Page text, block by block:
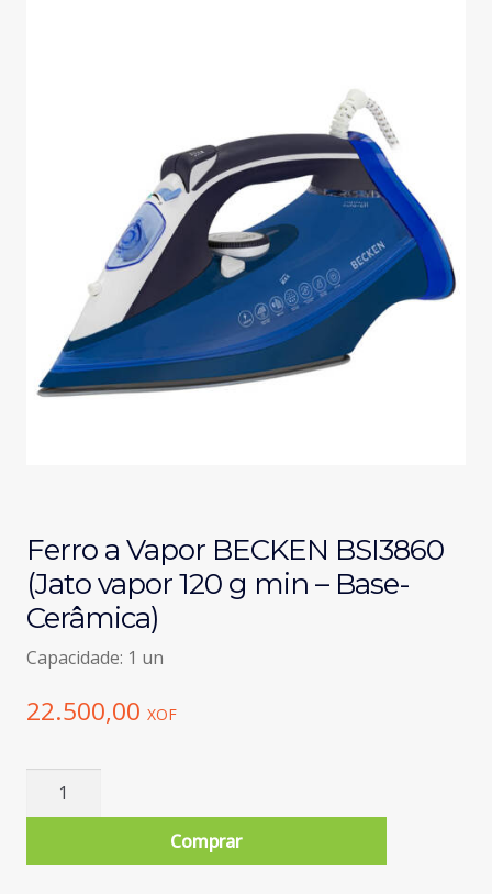
Ferro a Vapor BECKEN BSI3860
(Jato vapor 120 g min – Base-
Cerâmica)
Capacidade: 1 un
22.500,00 XOF
Quantidade
a
Comprar